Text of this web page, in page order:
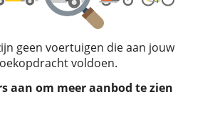
geen voertuigen die aan jouw
voldoen.
aan om meer aanbod te zien